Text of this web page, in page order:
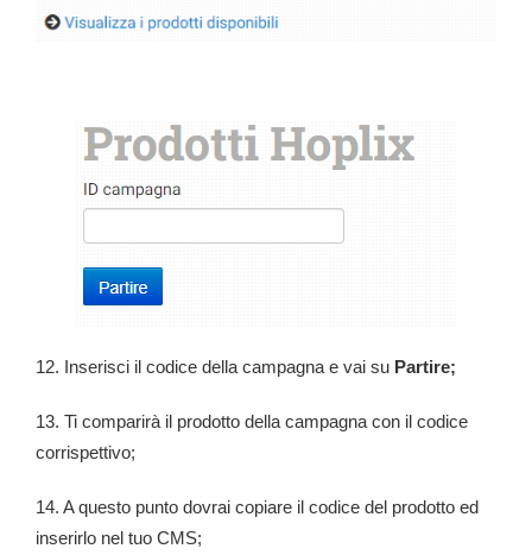
12. Inserisci il codice della campagna e vai su Partire;
13. Ti comparirà il prodotto della campagna con il codice
corrispettivo;
14. A questo punto dovrai copiare il codice del prodotto ed
inserirlo nel tuo CMS;